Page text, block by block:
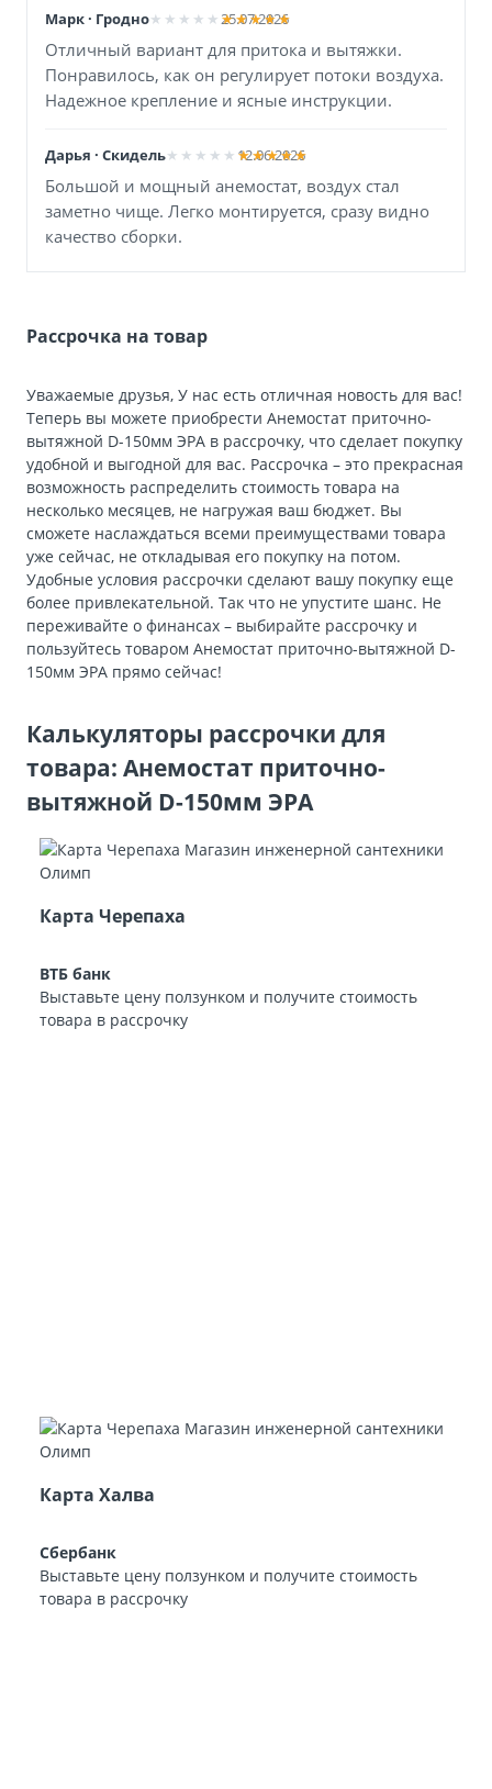
Марк · Гродно 25.07.2026
Отличный вариант для притока и вытяжки.
Понравилось, как он регулирует потоки воздуха.
Надежное крепление и ясные инструкции.
Дарья · Скидель 12.06.2026
Большой и мощный анемостат, воздух стал
заметно чище. Легко монтируется, сразу видно
качество сборки.
Рассрочка на товар
Уважаемые друзья, У нас есть отличная новость для вас!
Теперь вы можете приобрести Анемостат приточно-
вытяжной D-150мм ЭРА в рассрочку, что сделает покупку
удобной и выгодной для вас. Рассрочка – это прекрасная
возможность распределить стоимость товара на
несколько месяцев, не нагружая ваш бюджет. Вы
сможете наслаждаться всеми преимуществами товара
уже сейчас, не откладывая его покупку на потом.
Удобные условия рассрочки сделают вашу покупку еще
более привлекательной. Так что не упустите шанс. Не
переживайте о финансах – выбирайте рассрочку и
пользуйтесь товаром Анемостат приточно-вытяжной D-
150мм ЭРА прямо сейчас!
Калькуляторы рассрочки для
товара: Анемостат приточно-
вытяжной D-150мм ЭРА
Карта Черепаха
ВТБ банк
Выставьте цену ползунком и получите стоимость
товара в рассрочку
Карта Халва
Сбербанк
Выставьте цену ползунком и получите стоимость
товара в рассрочку